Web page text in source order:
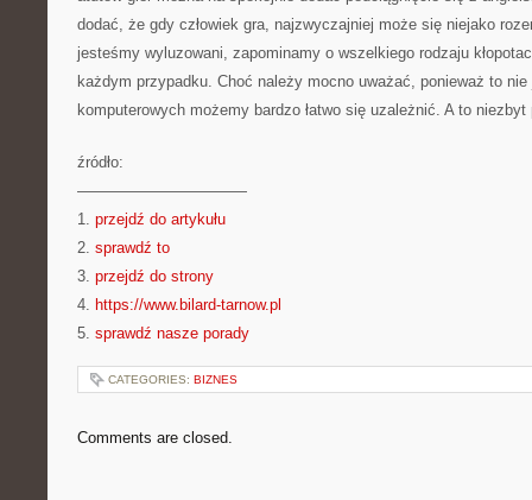
dodać, że gdy człowiek gra, najzwyczajniej może się niejako
jesteśmy wyluzowani, zapominamy o wszelkiego rodzaju
każdym przypadku. Choć należy mocno uważać, ponieważ to
komputerowych możemy bardzo łatwo się uzależnić. A to
źródło:
———————————
1. przejdź do artykułu
2. sprawdź to
3. przejdź do strony
4. https://www.bilard-tarnow.pl
5. sprawdź nasze porady
CATEGORIES: BIZNES
Comments are closed.